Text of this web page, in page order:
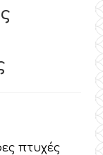
πτυχές